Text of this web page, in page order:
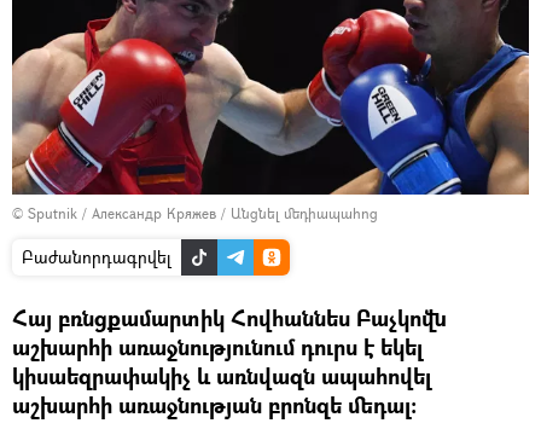
© Sputnik / Александр Кряжев / Անցնել մեդիապահոց
Բաժանորդագրվել
Հայ բռնցքամարտիկ Հովհաննես Բաչկովն
աշխարհի առաջնությունում դուրս է եկել
կիսաեզրափակիչ և առնվազն ապահովել
աշխարհի առաջնության բրոնզե մեդալ: